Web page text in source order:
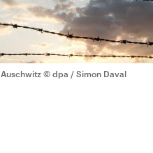
© dpa / Simon Daval